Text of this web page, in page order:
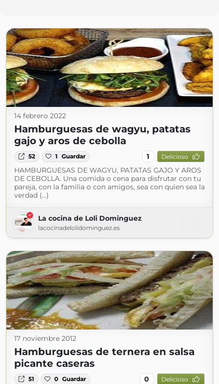
14 febrero 2022
Hamburguesas de wagyu, patatas
gajo y aros de cebolla
52 1 Guardar 1 Delicioso
HAMBURGUESAS DE WAGYU, PATATAS GAJO Y AROS
DE CEBOLLA. Una comida o cena para disfrutar con tu
pareja, con la familia o con amigos, sea con quien sea la
verdad (...)
La cocina de Loli Dominguez
lacocinadelolidominguez.es
17 noviembre 2012
Hamburguesas de ternera en salsa
picante caseras
51 0 Guardar 0 Delicioso